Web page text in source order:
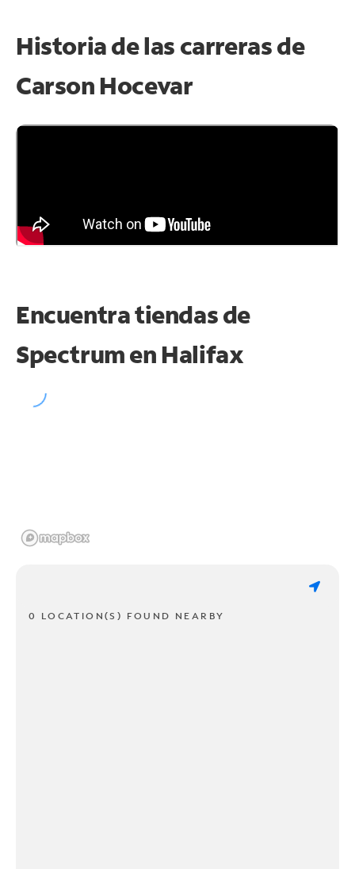
Historia de las carreras de
Carson Hocevar
Encuentra tiendas de
Spectrum en Halifax
0 LOCATION(S) FOUND NEARBY